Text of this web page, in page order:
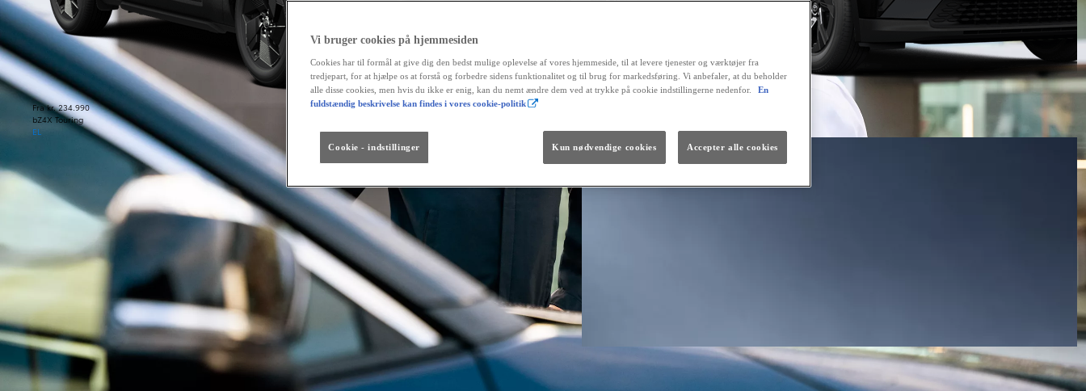
Fra kr. 234.990
bZ4X Touring
EL
The soul lives on.
Vi bruger cookies på hjemmesiden
Cookies har til formål at give dig den bedst mulige oplevelse af vores hjemmeside, til at levere tjenester og værktøjer fra
tredjepart, for at hjælpe os at forstå og forbedre sidens funktionalitet og til brug for markedsføring. Vi anbefaler, at du beholder
alle disse cookies, men hvis du ikke er enig, kan du nemt ændre dem ved at trykke på cookie indstillingerne nedenfor.
En
fuldstændig beskrivelse kan findes i vores cookie-politik
Cookie - indstillinger Kun nødvendige cookies Accepter alle cookies